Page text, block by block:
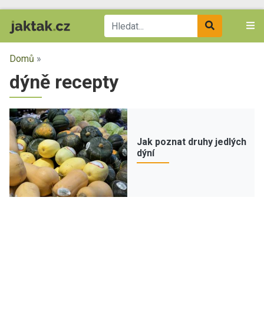
Domů »
dýně recepty
Jak poznat druhy jedlých
dýní